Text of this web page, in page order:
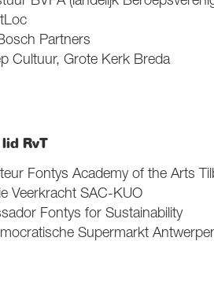
Partners
Cultuur, Grote Kerk Breda
RvT
Fontys Academy of the Arts
Veerkracht SAC-KUO
Fontys for Sustainability
Supermarkt